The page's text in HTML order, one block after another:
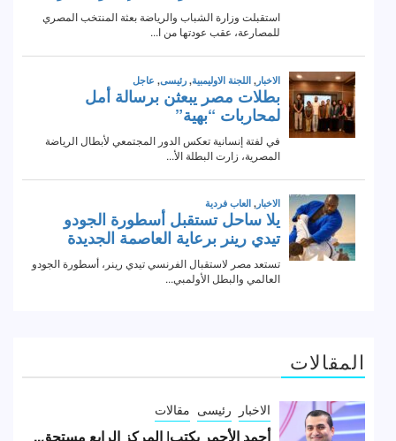
المقالات
الاخبار رئيسى مقالات
أحمد الأحمر يكتب| المركز الرابع مستحق..